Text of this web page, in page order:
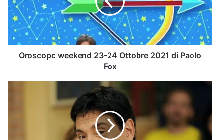
Oroscopo weekend 23-24 Ottobre 2021 di Paolo
Fox